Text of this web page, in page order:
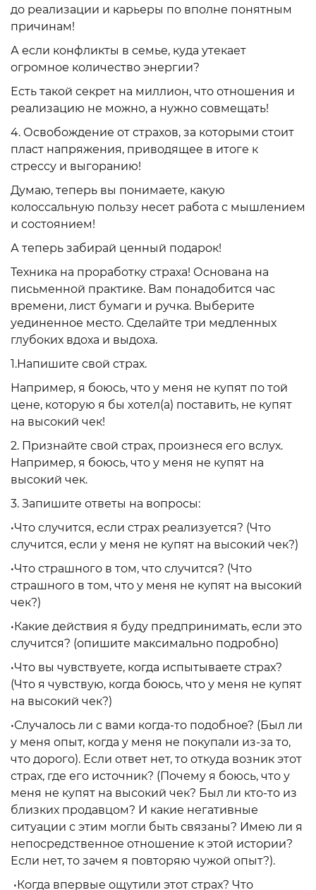
до реализации и карьеры по вполне понятным
причинам!
А если конфликты в семье, куда утекает
огромное количество энергии?
Есть такой секрет на миллион, что отношения и
реализацию не можно, а нужно совмещать!
4. Освобождение от страхов, за которыми стоит
пласт напряжения, приводящее в итоге к
стрессу и выгоранию!
Думаю, теперь вы понимаете, какую
колоссальную пользу несет работа с мышлением
и состоянием!
А теперь забирай ценный подарок!
Техника на проработку страха! Основана на
письменной практике. Вам понадобится час
времени, лист бумаги и ручка. Выберите
уединенное место. Сделайте три медленных
глубоких вдоха и выдоха.
1.Напишите свой страх.
Например, я боюсь, что у меня не купят по той
цене, которую я бы хотел(а) поставить, не купят
на высокий чек!
2. Признайте свой страх, произнеся его вслух.
Например, я боюсь, что у меня не купят на
высокий чек.
3. Запишите ответы на вопросы:
•Что случится, если страх реализуется? (Что
случится, если у меня не купят на высокий чек?)
•Что страшного в том, что случится? (Что
страшного в том, что у меня не купят на высокий
чек?)
•Какие действия я буду предпринимать, если это
случится? (опишите максимально подробно)
•Что вы чувствуете, когда испытываете страх?
(Что я чувствую, когда боюсь, что у меня не купят
на высокий чек?)
•Случалось ли с вами когда-то подобное? (Был ли
у меня опыт, когда у меня не покупали из-за то,
что дорого). Если ответ нет, то откуда возник этот
страх, где его источник? (Почему я боюсь, что у
меня не купят на высокий чек? Был ли кто-то из
близких продавцом? И какие негативные
ситуации с этим могли быть связаны? Имею ли я
непосредственное отношение к этой истории?
Если нет, то зачем я повторяю чужой опыт?).
•Когда впервые ощутили этот страх? Что